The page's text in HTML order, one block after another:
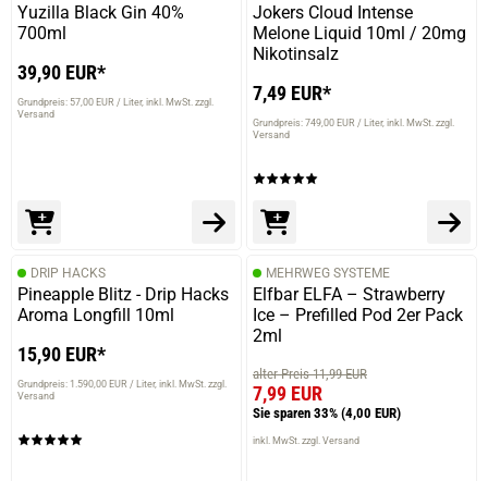
Yuzilla Black Gin 40%
700ml
39,90 EUR*
Grundpreis: 57,00 EUR / Liter inkl. MwSt. zzgl.
Versand
Jokers Cloud Intense
Melone Liquid 10ml / 20mg
Nikotinsalz
7,49 EUR*
Grundpreis: 749,00 EUR / Liter inkl. MwSt. zzgl.
Versand
DRIP HACKS
Pineapple Blitz - Drip Hacks
Aroma Longfill 10ml
15,90 EUR*
Grundpreis: 1.590,00 EUR / Liter inkl. MwSt. zzgl.
Versand
MEHRWEG SYSTEME
Elfbar ELFA – Strawberry
Ice – Prefilled Pod 2er Pack
2ml
alter Preis 11,99 EUR
7,99 EUR
Sie sparen 33% (4,00 EUR)
inkl. MwSt. zzgl. Versand